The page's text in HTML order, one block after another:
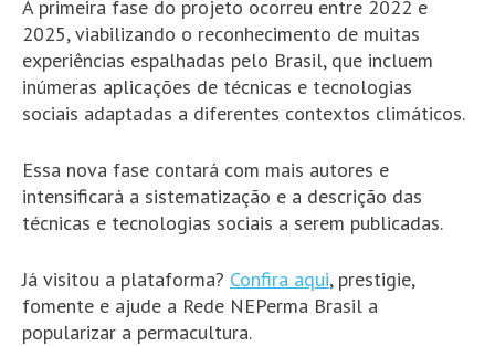
A primeira fase do projeto ocorreu entre 2022 e
2025, viabilizando o reconhecimento de muitas
experiências espalhadas pelo Brasil, que incluem
inúmeras aplicações de técnicas e tecnologias
sociais adaptadas a diferentes contextos climáticos.
Essa nova fase contará com mais autores e
intensificará a sistematização e a descrição das
técnicas e tecnologias sociais a serem publicadas.
Já visitou a plataforma? Confira aqui, prestigie,
fomente e ajude a Rede NEPerma Brasil a
popularizar a permacultura.